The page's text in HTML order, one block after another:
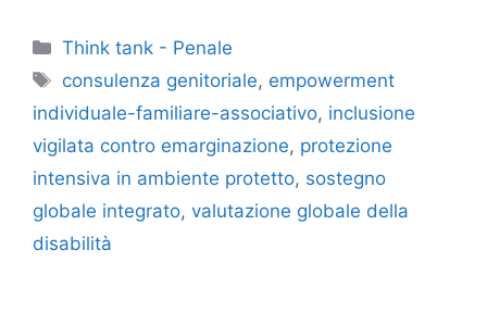
Categorie
Think tank - Penale
Tag
consulenza genitoriale, empowerment
individuale-familiare-associativo, inclusione
vigilata contro emarginazione, protezione
intensiva in ambiente protetto, sostegno
globale integrato, valutazione globale della
disabilità